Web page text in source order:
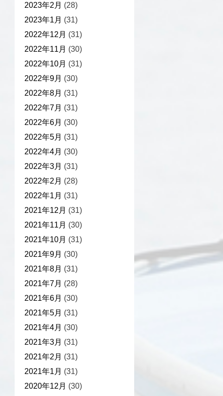
2023年2月 (28)
2023年1月 (31)
2022年12月 (31)
2022年11月 (30)
2022年10月 (31)
2022年9月 (30)
2022年8月 (31)
2022年7月 (31)
2022年6月 (30)
2022年5月 (31)
2022年4月 (30)
2022年3月 (31)
2022年2月 (28)
2022年1月 (31)
2021年12月 (31)
2021年11月 (30)
2021年10月 (31)
2021年9月 (30)
2021年8月 (31)
2021年7月 (28)
2021年6月 (30)
2021年5月 (31)
2021年4月 (30)
2021年3月 (31)
2021年2月 (31)
2021年1月 (31)
2020年12月 (30)